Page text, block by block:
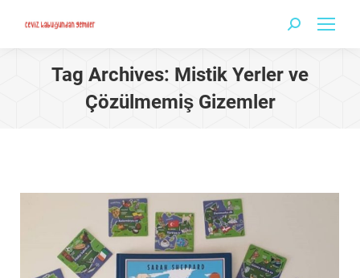
Search:
Tag Archives: Mistik Yerler ve
Çözülmemiş Gizemler